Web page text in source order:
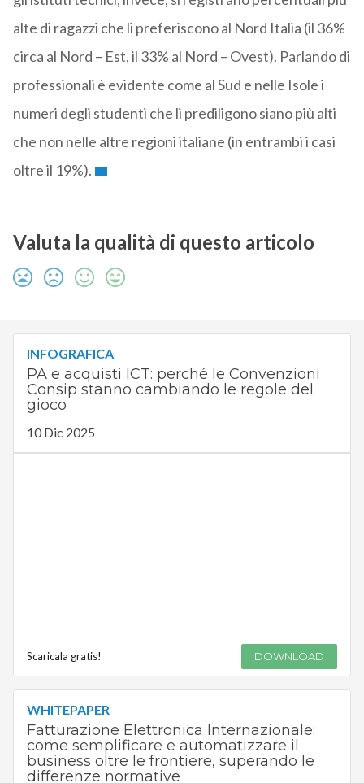
alte di ragazzi che li preferiscono al Nord Italia (il 36%
circa al Nord – Est, il 33% al Nord – Ovest). Parlando di
professionali è evidente come al Sud e nelle Isole i
numeri degli studenti che li prediligono siano più alti
che non nelle altre regioni italiane (in entrambi i casi
oltre il 19%).
Valuta la qualità di questo articolo
INFOGRAFICA
PA e acquisti ICT: perché le Convenzioni
Consip stanno cambiando le regole del
gioco
10 Dic 2025
Scaricala gratis! DOWNLOAD
WHITEPAPER
Fatturazione Elettronica Internazionale:
come semplificare e automatizzare il
business oltre le frontiere, superando le
differenze normative